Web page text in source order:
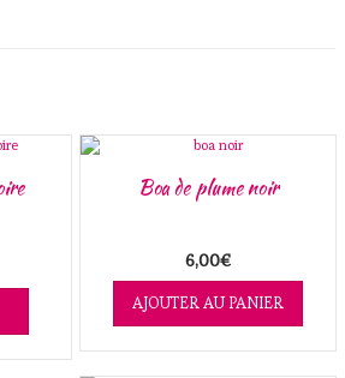
Boa de plume noir
6,00€
AJOUTER AU PANIER